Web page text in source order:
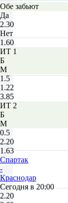
Обе забьют
Да
2.30
Нет
1.60
ИТ 1
Б
М
1.5
1.22
3.85
ИТ 2
Б
М
0.5
2.20
1.63
Спартак
-
Краснодар
Сегодня в 20:00
2.20